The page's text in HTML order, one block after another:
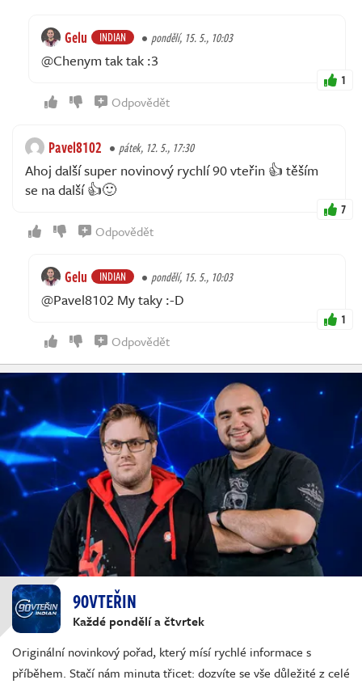
90VTEŘIN
Každé pondělí a čtvrtek
Originální novinkový pořad, který mísí rychlé informace s
příběhem. Stačí nám minuta třicet: dozvíte se vše důležité z celé
Gelu INDIAN pondělí, 15. 5., 10:03
@Chenym tak tak :3
1
Odpovědět
Pavel8102 pátek, 12. 5., 17:30
Ahoj další super novinový rychlí 90 vteřin 👍 těším
se na další 👍🙂
7
Odpovědět
Gelu INDIAN pondělí, 15. 5., 10:03
@Pavel8102 My taky :-D
1
Odpovědět